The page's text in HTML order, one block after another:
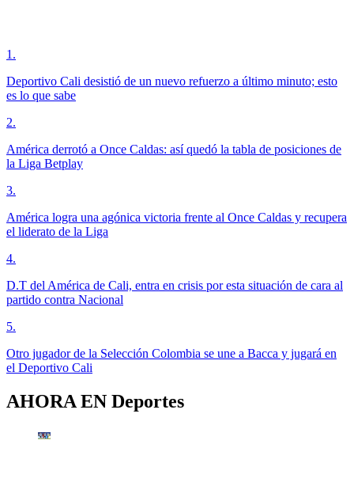
1 .
Deportivo Cali desistió de un nuevo refuerzo a último minuto; esto
es lo que sabe
2.
América derrotó a Once Caldas: así quedó la tabla de posiciones de
la Liga Betplay
3.
América logra una agónica victoria frente al Once Caldas y recupera
el liderato de la Liga
4.
D.T del América de Cali, entra en crisis por esta situación de cara al
partido contra Nacional
5.
Otro jugador de la Selección Colombia se une a Bacca y jugará en
el Deportivo Cali
AHORA EN Deportes